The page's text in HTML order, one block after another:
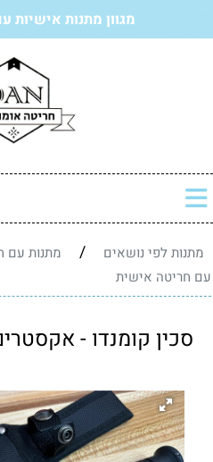
מגוון מתנות
מתנות לפי נושאים / מתנות עם
עם חריטה אישית
סכין קומנדו -